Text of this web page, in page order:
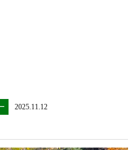
2025.11.12